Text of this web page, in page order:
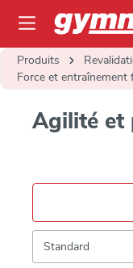
principal
Produits
Force et entraînement
Agilité et